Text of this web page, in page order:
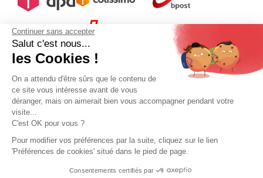
Continuer sans accepter
Salut c'est nous...
les Cookies !
On a attendu d'être sûrs que le contenu de
ce site vous intéresse avant de vous
déranger, mais on aimerait bien vous accompagner pendant votre
visite...
C'est OK pour vous ?
Pour modifier vos préférences par la suite, cliquez sur le lien
'Préférences de cookies' situé dans le pied de page.
Consentements certifiés par